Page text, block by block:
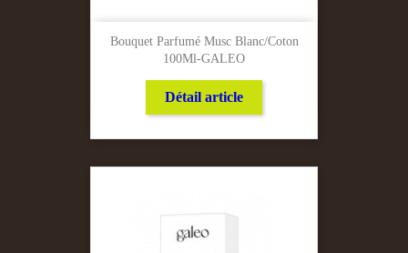
Bouquet Parfumé Musc Blanc/Coton
100Ml-GALEO
Détail article